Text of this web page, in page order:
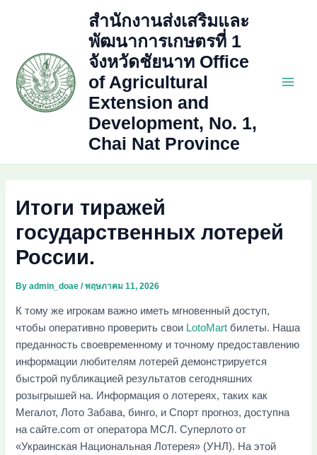
สำนักงานส่งเสริมและ
พัฒนาการเกษตรที่ 1
จังหวัดชัยนาท Office
of Agricultural
Extension and
Development, No. 1,
Chai Nat Province
Итоги тиражей
государственных лотерей
России.
Byadmin_doae/พฤษภาคม 11, 2026
К тому же игрокам важно иметь мгновенный доступ,
чтобы оперативно проверить свои LotoMart билеты. Наша
преданность своевременному и точному предоставлению
информации любителям лотерей демонстрируется
быстрой публикацией результатов сегодняшних
розыгрышей на. Информация о лотереях, таких как
Мегалот, Лото Забава, бинго, и Спорт прогноз, доступна
на сайте.com от оператора МСЛ.Суперлото от
«Украинская Национальная Лотерея» (УНЛ). На этой